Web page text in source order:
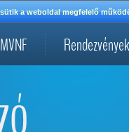
a weboldal megfelelő
Rendezvények